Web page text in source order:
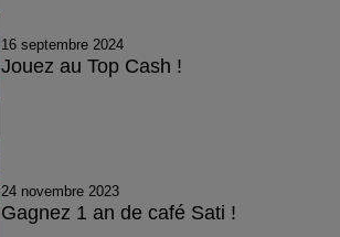
16 septembre 2024
Jouez au Top Cash !
24 novembre 2023
Gagnez 1 an de café Sati !